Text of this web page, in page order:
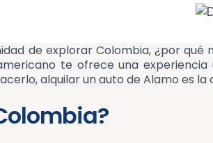
de explorar Colombia, ¿por
te ofrece una
alquilar un auto de Alamo es